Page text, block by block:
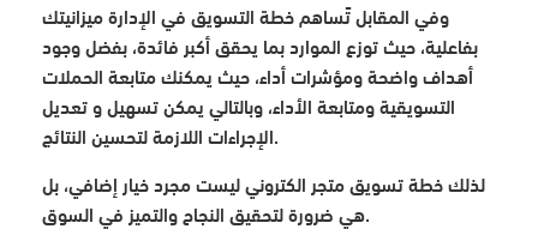
وفي المقابل تًساهم خطة التسويق في الإدارة ميزانيتك
بفاعلية، حيث توزع الموارد بما يحقق أكبر فائدة، بفضل وجود
أهداف واضحة ومؤشرات أداء، حيث يمكنك متابعة الحملات
التسويقية ومتابعة الأداء، وبالتالي يمكن تسهيل و تعديل
الإجراءات اللازمة لتحسين النتائج.
لذلك خطة تسويق متجر الكتروني ليست مجرد خيار إضافي، بل
هي ضرورة لتحقيق النجاح والتميز في السوق.